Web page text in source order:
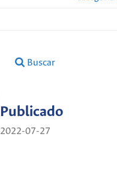
Buscar
Publicado
2022-07-27